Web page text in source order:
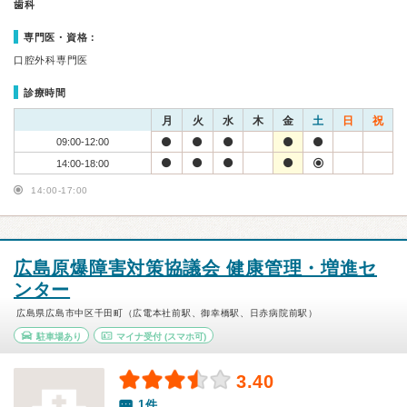
歯科
専門医・資格：
口腔外科専門医
診療時間
月 火 水 木 金 土 日 祝
09:00-12:00
14:00-18:00
14:00-17:00
広島原爆障害対策協議会 健康管理・増進セ
ンター
広島県広島市中区千田町（広電本社前駅、御幸橋駅、日赤病院前駅）
駐車場あり マイナ受付(スマホ可)
3.40